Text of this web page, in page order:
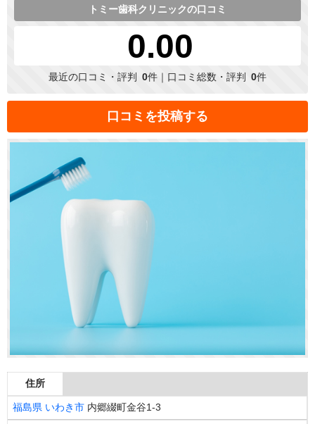
トミー歯科クリニックの口コミ
0.00
最近の口コミ・評判 0件｜口コミ総数・評判 0件
口コミを投稿する
住所
福島県 いわき市 内郷綴町金谷1-3